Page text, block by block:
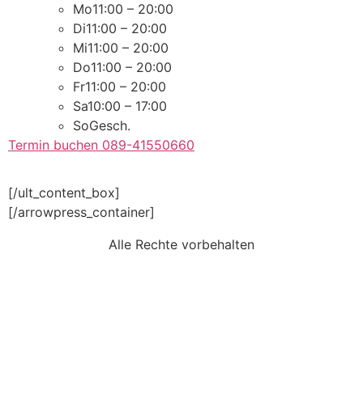
Mo11:00 – 20:00
Di11:00 – 20:00
Mi11:00 – 20:00
Do11:00 – 20:00
Fr11:00 – 20:00
Sa10:00 – 17:00
SoGesch.
Termin buchen 089-41550660
[/ult_content_box]
[/arrowpress_container]
Alle Rechte vorbehalten